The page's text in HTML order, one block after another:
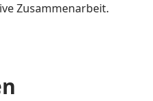
Zusammenarbeit.